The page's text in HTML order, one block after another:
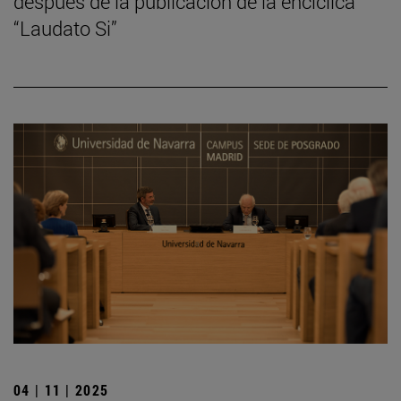
“Laudato Si”
04 | 11 | 2025